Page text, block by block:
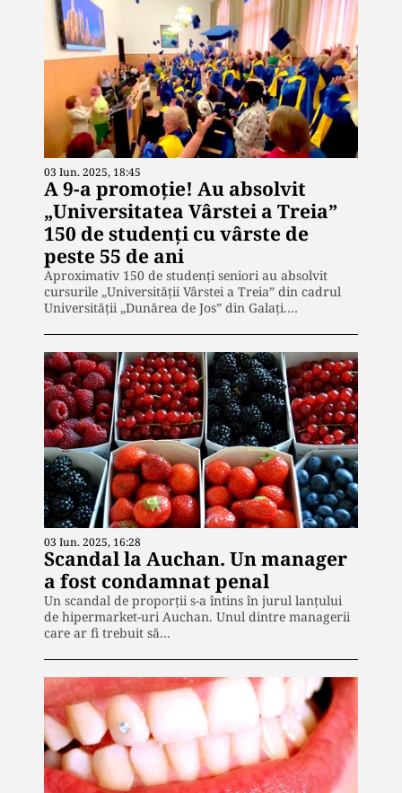
03 Iun. 2025, 18:45
A 9-a promoție! Au absolvit
„Universitatea Vârstei a Treia”
150 de studenți cu vârste de
peste 55 de ani
Aproximativ 150 de studenți seniori au absolvit
cursurile „Universității Vârstei a Treia” din cadrul
Universității „Dunărea de Jos” din Galați.…
03 Iun. 2025, 16:28
Scandal la Auchan. Un manager
a fost condamnat penal
Un scandal de proporții s-a întins în jurul lanțului
de hipermarket-uri Auchan. Unul dintre managerii
care ar fi trebuit să…